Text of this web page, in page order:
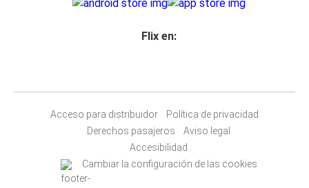
Flix en:
Acceso para distribuidor
Política de privacidad
Derechos pasajeros
Aviso legal
Accesibilidad
Cambiar la configuración de las cookies